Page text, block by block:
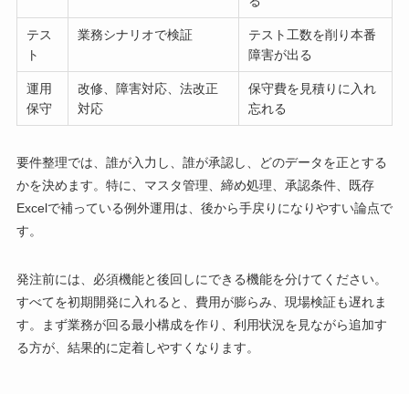
テス
ト
業務シナリオで検証
テスト工数を削り本番
障害が出る
運用
保守
改修、障害対応、法改正
対応
保守費を見積りに入れ
忘れる
要件整理では、誰が入力し、誰が承認し、どのデータを正とする
かを決めます。特に、マスタ管理、締め処理、承認条件、既存
Excelで補っている例外運用は、後から手戻りになりやすい論点で
す。
発注前には、必須機能と後回しにできる機能を分けてください。
すべてを初期開発に入れると、費用が膨らみ、現場検証も遅れま
す。まず業務が回る最小構成を作り、利用状況を見ながら追加す
る方が、結果的に定着しやすくなります。